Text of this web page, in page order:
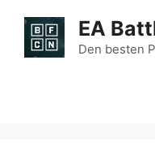
Inhalt
springen
EA
Den besten